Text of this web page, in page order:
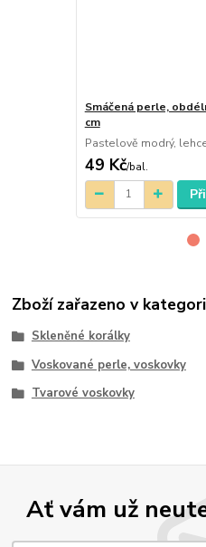
Smáčená perle,
cm
Pastelově modrý,
49 Kč/bal.
Zboží zařazeno v
Skleněné korálky
Voskované perle, voskovky
Tvarové voskovky
Ať vám už